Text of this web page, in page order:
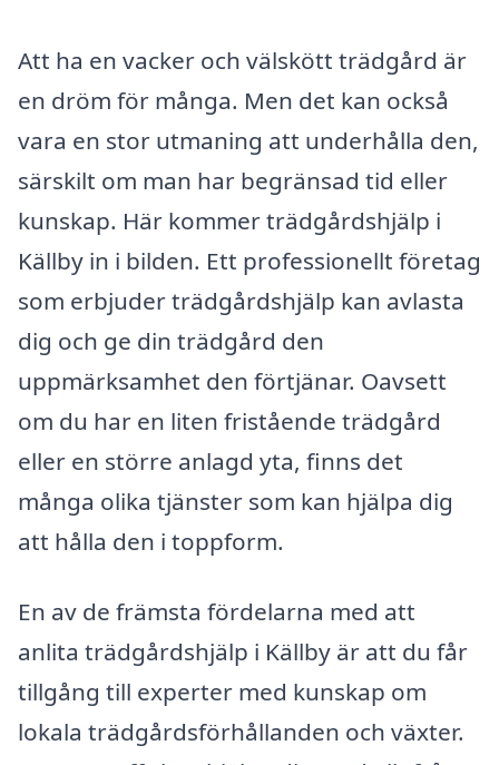
Att ha en vacker och välskött trädgård är
en dröm för många. Men det kan också
vara en stor utmaning att underhålla den,
särskilt om man har begränsad tid eller
kunskap. Här kommer trädgårdshjälp i
Källby in i bilden. Ett professionellt företag
som erbjuder trädgårdshjälp kan avlasta
dig och ge din trädgård den
uppmärksamhet den förtjänar. Oavsett
om du har en liten fristående trädgård
eller en större anlagd yta, finns det
många olika tjänster som kan hjälpa dig
att hålla den i toppform.
En av de främsta fördelarna med att
anlita trädgårdshjälp i Källby är att du får
tillgång till experter med kunskap om
lokala trädgårdsförhållanden och växter.